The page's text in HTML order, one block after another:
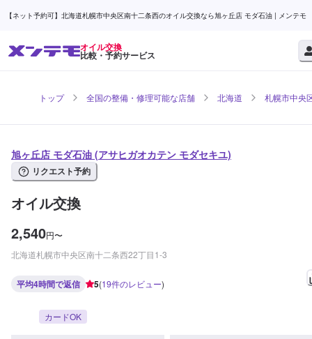
【ネット予約可】北海道札幌市中央区南十二条西のオイル交換なら旭ヶ丘店 モダ石油 | メンテモ
オイル交換
比較・予約サービス
トップ 全国の整備・修理可能な店舗 北海道 札幌市中央
旭ヶ丘店 モダ石油 (アサヒガオカテン モダセキユ)
リクエスト予約
オイル交換
2,540円〜
北海道札幌市中央区南十二条西22丁目1-3
平均4時間で返信 5(19件のレビュー)
カードOK